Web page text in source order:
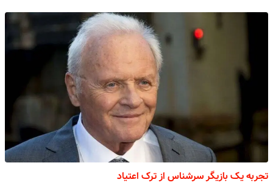
تجربه یک بازیگر سرشناس از ترک اعتیاد